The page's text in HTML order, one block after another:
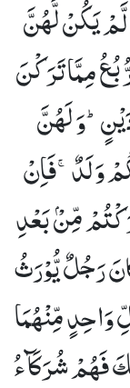
یَكُنْ لَّهُنَّ
مِمَّا تَرَكْنَ
وَ لَهُنَّ
وَلَدٌۚ-فَاِنْ
مِّنْۢ بَعْدِ
رَجُلٌ یُّوْرَثُ
وَاحِدٍ مِّنْهُمَا
فَهُمْ شُرَكَآءُ